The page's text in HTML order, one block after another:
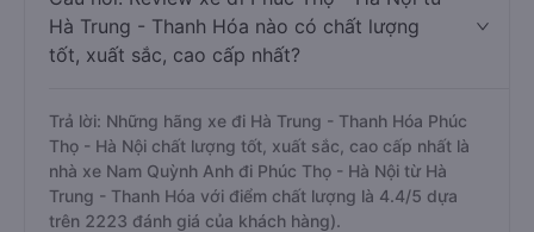
Hà Trung - Thanh Hóa nào có chất lượng
tốt, xuất sắc, cao cấp nhất?
Trả lời: Những hãng xe đi Hà Trung - Thanh Hóa Phúc
Thọ - Hà Nội chất lượng tốt, xuất sắc, cao cấp nhất là
nhà xe Nam Quỳnh Anh đi Phúc Thọ - Hà Nội từ Hà
Trung - Thanh Hóa với điểm chất lượng là 4.4/5 dựa
trên 2223 đánh giá của khách hàng).